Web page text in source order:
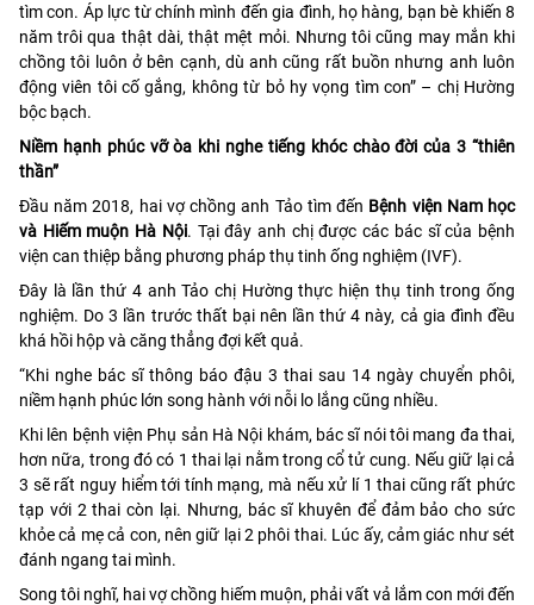
tìm con. Áp lực từ chính mình đến gia đình, họ hàng, bạn bè khiến 8
năm trôi qua thật dài, thật mệt mỏi. Nhưng tôi cũng may mắn khi
chồng tôi luôn ở bên cạnh, dù anh cũng rất buồn nhưng anh luôn
động viên tôi cố gắng, không từ bỏ hy vọng tìm con” – chị Hường
bộc bạch.
Niềm hạnh phúc vỡ òa khi nghe tiếng khóc chào đời của 3 “thiên
thần”
Đầu năm 2018, hai vợ chồng anh Tảo tìm đến Bệnh viện Nam học
và Hiếm muộn Hà Nội. Tại đây anh chị được các bác sĩ của bệnh
viện can thiệp bằng phương pháp thụ tinh ống nghiệm (IVF).
Đây là lần thứ 4 anh Tảo chị Hường thực hiện thụ tinh trong ống
nghiệm. Do 3 lần trước thất bại nên lần thứ 4 này, cả gia đình đều
khá hồi hộp và căng thẳng đợi kết quả.
“Khi nghe bác sĩ thông báo đậu 3 thai sau 14 ngày chuyển phôi,
niềm hạnh phúc lớn song hành với nỗi lo lắng cũng nhiều.
Khi lên bệnh viện Phụ sản Hà Nội khám, bác sĩ nói tôi mang đa thai,
hơn nữa, trong đó có 1 thai lại nằm trong cổ tử cung. Nếu giữ lại cả
3 sẽ rất nguy hiểm tới tính mạng, mà nếu xử lí 1 thai cũng rất phức
tạp với 2 thai còn lại. Nhưng, bác sĩ khuyên để đảm bảo cho sức
khỏe cả mẹ cả con, nên giữ lại 2 phôi thai. Lúc ấy, cảm giác như sét
đánh ngang tai mình.
Song tôi nghĩ, hai vợ chồng hiếm muộn, phải vất vả lắm con mới đến